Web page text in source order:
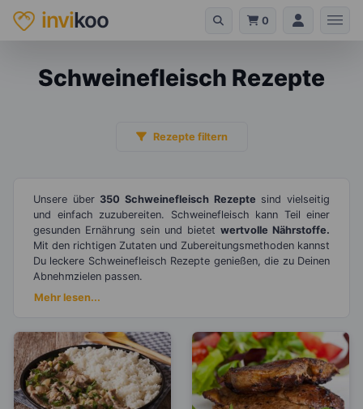
invikoo 0
Schweinefleisch Rezepte
Rezepte filtern
Unsere über 350 Schweinefleisch Rezepte sind vielseitig
und einfach zuzubereiten. Schweinefleisch kann Teil einer
gesunden Ernährung sein und bietet wertvolle Nährstoffe.
Mit den richtigen Zutaten und Zubereitungsmethoden kannst
Du leckere Schweinefleisch Rezepte genießen, die zu Deinen
Abnehmzielen passen.
Mehr lesen...